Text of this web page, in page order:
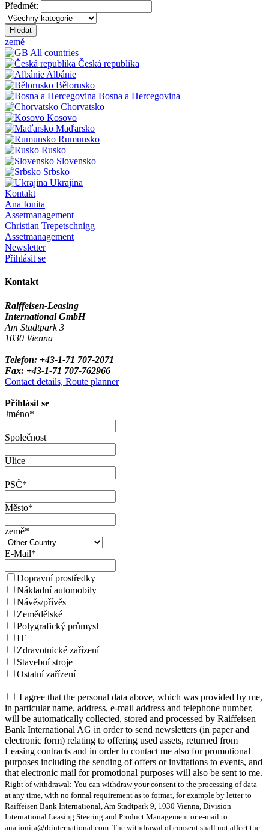
Předmět:
Hledat
země
All countries
Česká republika
Albánie
Bělorusko
Bosna a Hercegovina
Chorvatsko
Kosovo
Maďarsko
Rumunsko
Rusko
Slovensko
Srbsko
Ukrajina
Kontakt
Ana Ionita
Assetmanagement
Christian Trepetschnigg
Assetmanagement
Newsletter
Přihlásit se
Kontakt
Raiffeisen-Leasing
International GmbH
Am Stadtpark 3
1030 Vienna
Telefon: +43-1-71 707-2071
Fax: +43-1-71 707-762966
Contact details, Route planner
Přihlásit se
Jméno*
Společnost
Ulice
PSČ*
Město*
země*
E-Mail*
Dopravní prostředky
Nákladní automobily
Návěs/přívěs
Zemědělské
Polygrafický průmysl
IT
Zdravotnické zařízení
Stavební stroje
Ostatní zařízení
I agree that the personal data above, which was provided by me,
in particular name, address, e-mail address and telephone number,
will be automatically collected, stored and processed by Raiffeisen
Bank International AG in order to send newsletters (in paper and
electronic form) relating to offering used assets, returned from
Leasing contracts and in order to contact me also for promotional
purposes including the sending of offers or invitations to events, and
that electronic mail for promotional purposes will also be sent to me.
Right of withdrawal: You can withdraw your consent to the processing of data
at any time, with no formal requirement as to format, for example by letter to
Raiffeisen Bank International, Am Stadtpark 9, 1030 Vienna, Division
International Leasing Steering and Product Management or e-mail to
ana.ionita@rbinternational.com. The withdrawal of consent shall not affect the